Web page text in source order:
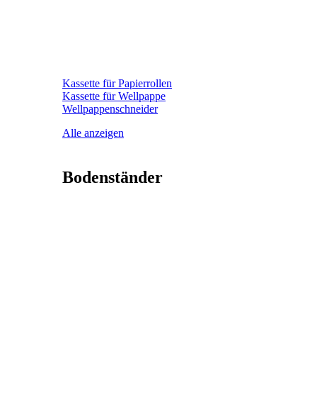
Kassette für Papierrollen
Kassette für Wellpappe
Wellpappenschneider
Alle anzeigen
Bodenständer